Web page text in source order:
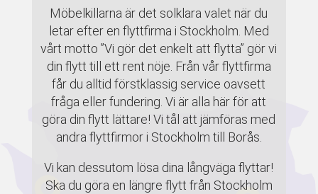
Möbelkillarna är det solklara valet när du
letar efter en flyttfirma i Stockholm. Med
vårt motto ”Vi gör det enkelt att flytta” gör vi
din flytt till ett rent nöje. Från vår flyttfirma
får du alltid förstklassig service oavsett
fråga eller fundering. Vi är alla här för att
göra din flytt lättare! Vi tål att jämföras med
andra flyttfirmor i Stockholm till Borås.
Vi kan dessutom lösa dina långväga flyttar!
Ska du göra en längre flytt från Stockholm